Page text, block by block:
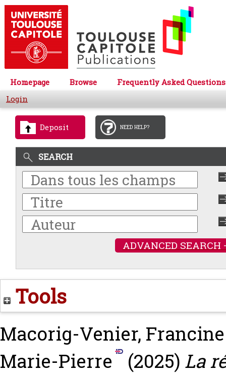
Homepage Browse
Frequently Asked Questions
Login
Deposit NEED HELP?
SEARCH
ADVANCED SEARCH
Tools
Macorig-Venier, Francine
Marie-Pierre
(2025) La